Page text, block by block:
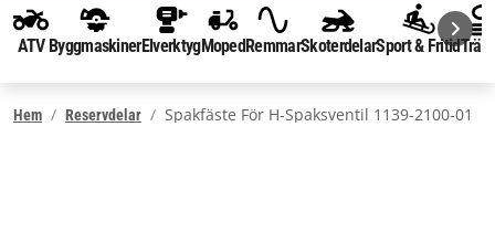
ATV ByggmaskinerElverktygMopedRemmarSkoterdelarSport & Fritid
Hem Reservdelar Spakfäste För H-Spaksventil 1139-2100-01